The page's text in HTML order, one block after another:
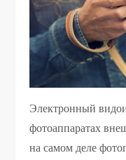
Электронный
фотоаппаратах
на самом деле